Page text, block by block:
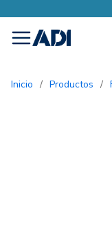
menu
Inicio / Productos /